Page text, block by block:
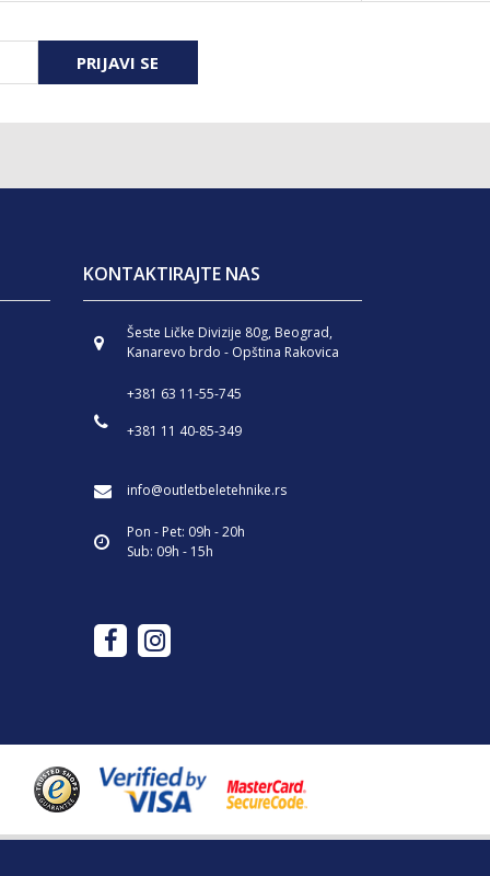
PRIJAVI SE
KONTAKTIRAJTE NAS
Šeste Ličke Divizije 80g, Beograd,
Kanarevo brdo - Opština Rakovica
+381 63 11-55-745
+381 11 40-85-349
info@outletbeletehnike.rs
Pon - Pet: 09h - 20h
Sub: 09h - 15h